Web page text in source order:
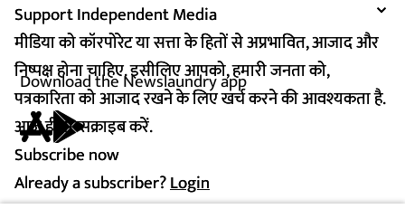
Support Independent Media
मीडिया को कॉरपोरेट या सत्ता के हितों से अप्रभावित, आजाद और
निष्पक्ष होना चाहिए. इसीलिए आपको, हमारी जनता को,
पत्रकारिता को आजाद रखने के लिए खर्च करने की आवश्यकता है.
आज ही सब्सक्राइब करें.
Subscribe now
Already a subscriber?Login
Support Independent Media
मीडिया को कॉरपोरेट या सत्ता के हितों से अप्रभावित, आजाद और
निष्पक्ष होना चाहिए. इसीलिए आपको, हमारी जनता को,
पत्रकारिता को आजाद रखने के लिए खर्च करने की आवश्यकता है.
आज ही सब्सक्राइब करें.
Subscribe now
Already a subscriber?Login
Download the Newslaundry app